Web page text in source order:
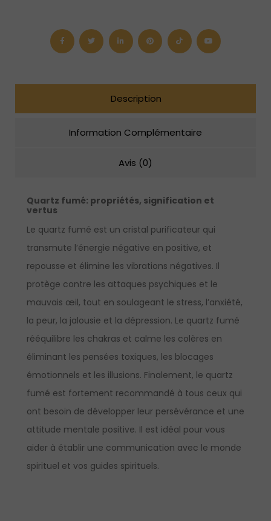
Description
Information Complémentaire
Avis (0)
Quartz fumé: propriétés, signification et
vertus
Le quartz fumé est un cristal purificateur qui
transmute l’énergie négative en positive, et
repousse et élimine les vibrations négatives. Il
protège contre les attaques psychiques et le
mauvais œil, tout en soulageant le stress, l’anxiété,
la peur, la jalousie et la dépression. Le quartz fumé
rééquilibre les chakras et calme les colères en
éliminant les pensées toxiques, les blocages
émotionnels et les illusions. Finalement, le quartz
fumé est fortement recommandé à tous ceux qui
ont besoin de développer leur persévérance et une
attitude mentale positive. Il est idéal pour vous
aider à établir une communication avec le monde
spirituel et vos guides spirituels.